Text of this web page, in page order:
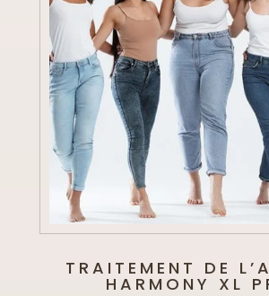
TRAITEMENT DE
HARMONY XL